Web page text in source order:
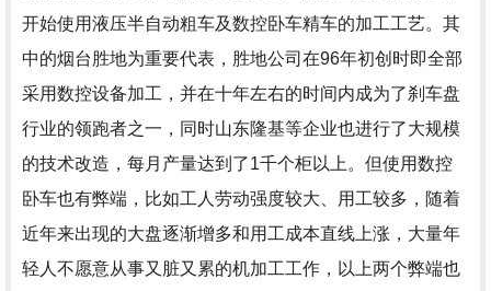
开始使用液压半自动粗车及数控卧车精车的加工工艺。其
中的烟台胜地为重要代表，胜地公司在96年初创时即全部
采用数控设备加工，并在十年左右的时间内成为了刹车盘
行业的领跑者之一，同时山东隆基等企业也进行了大规模
的技术改造，每月产量达到了1千个柜以上。但使用数控
卧车也有弊端，比如工人劳动强度较大、用工较多，随着
近年来出现的大盘逐渐增多和用工成本直线上涨，大量年
轻人不愿意从事又脏又累的机加工工作，以上两个弊端也